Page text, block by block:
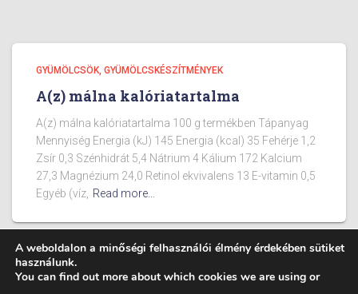
GYÜMÖLCSÖK, GYÜMÖLCSKÉSZÍTMÉNYEK
A(z) málna kalóriatartalma
A(z) málna kalóriatartalma 100 g termékben Tápanyag
Mennyiség Energia (kJ) 145 Energia (kcal) 35 Fehérje 1,2
Zsír 0,3 Szénhidrát 5,4 Nátrium 4 Kálium 172 Kalcium
27,3 Magnézium 24,0 Retinol ekvivalens 13 E-vitamin 0,5
Egyéb (víz, Read more…
A weboldalon a minőségi felhasználói élmény érdekében sütiket
használunk.
You can find out more about which cookies we are using or